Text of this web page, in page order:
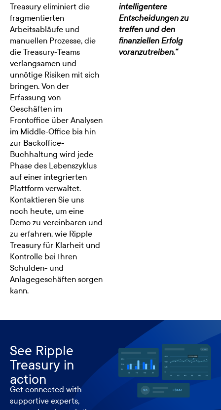
Treasury eliminiert die
fragmentierten
Arbeitsabläufe und
manuellen Prozesse, die
die Treasury-Teams
verlangsamen und
unnötige Risiken mit sich
bringen. Von der
Erfassung von
Geschäften im
Frontoffice über Analysen
im Middle-Office bis hin
zur Backoffice-
Buchhaltung wird jede
Phase des Lebenszyklus
auf einer integrierten
Plattform verwaltet.
Kontaktieren Sie uns
noch heute, um eine
Demo zu vereinbaren und
zu erfahren, wie Ripple
Treasury für Klarheit und
Kontrolle bei Ihren
Schulden- und
Anlagegeschäften sorgen
kann.
intelligentere
Entscheidungen zu
treffen und den
finanziellen Erfolg
voranzutreiben.“
See Ripple
Treasury in
action
Get connected with
supportive experts,